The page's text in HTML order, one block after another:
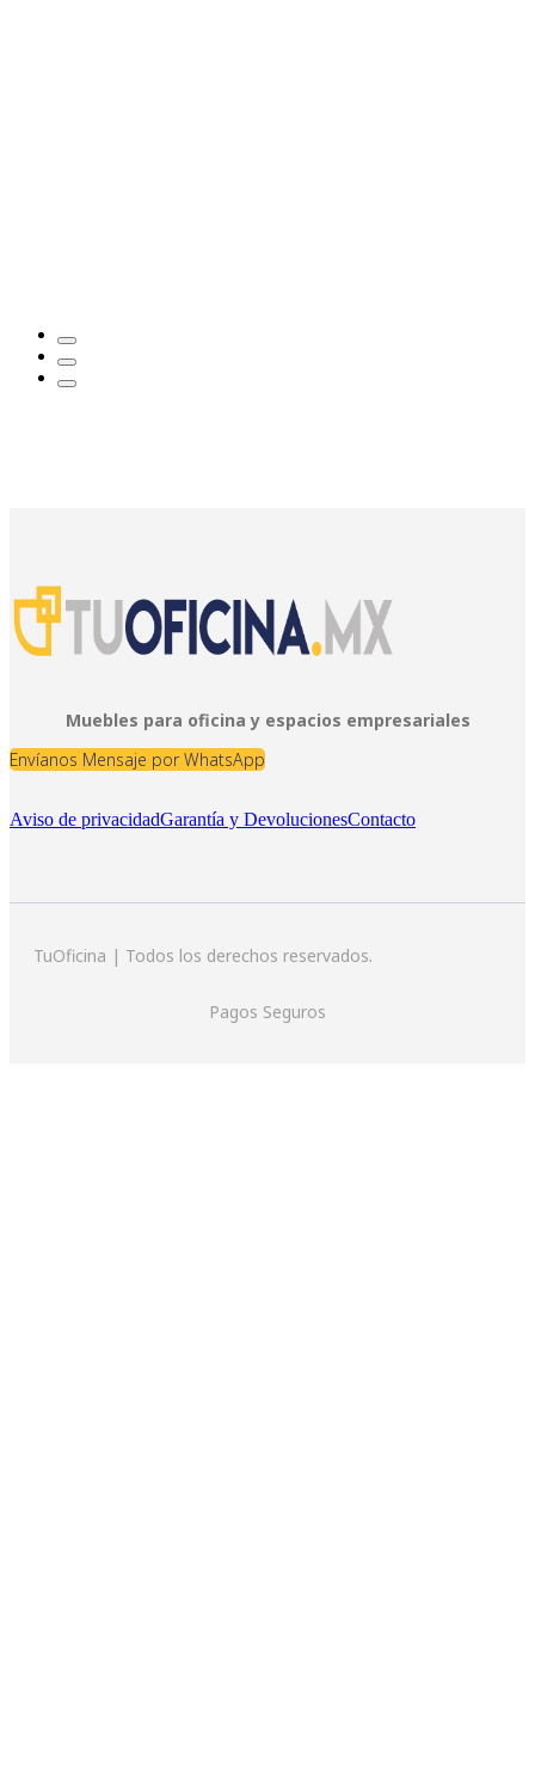
Muebles para oficina y espacios empresariales
Envíanos Mensaje por WhatsApp
Aviso de privacidadGarantía y DevolucionesContacto
TuOficina | Todos los derechos reservados.
Pagos Seguros